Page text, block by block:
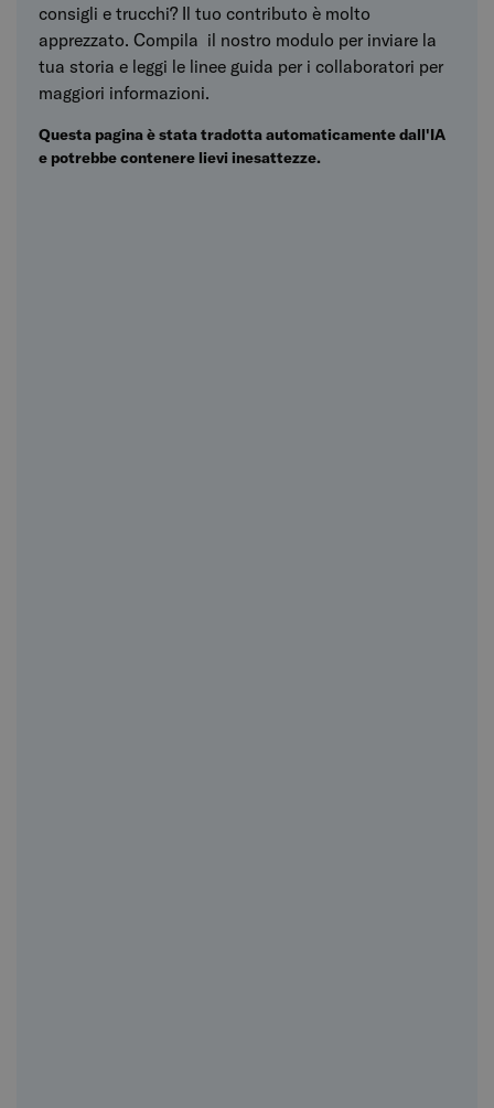
consigli e trucchi? Il tuo contributo è molto
apprezzato. Compila il nostro modulo per inviare la
tua storia e leggi le linee guida per i collaboratori per
maggiori informazioni.
Questa pagina è stata tradotta automaticamente dall'IA
e potrebbe contenere lievi inesattezze.